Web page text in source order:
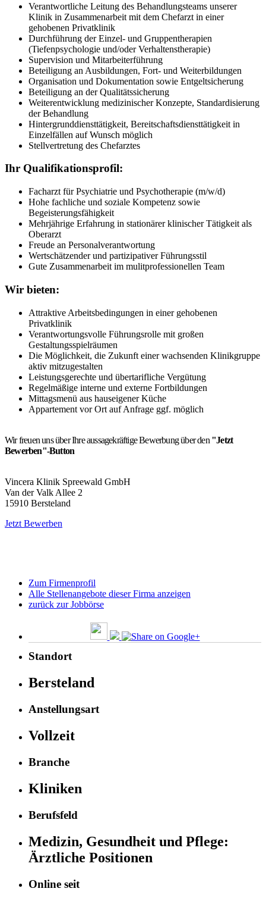
Verantwortliche Leitung des Behandlungsteams unserer
Klinik in Zusammenarbeit mit dem Chefarzt in einer
gehobenen Privatklinik
Durchführung der Einzel- und Gruppentherapien
(Tiefenpsychologie und/oder Verhaltenstherapie)
Supervision und Mitarbeiterführung
Beteiligung an Ausbildungen, Fort- und Weiterbildungen
Organisation und Dokumentation sowie Entgeltsicherung
Beteiligung an der Qualitätssicherung
Weiterentwicklung medizinischer Konzepte, Standardisierung
der Behandlung
Hintergrunddiensttätigkeit, Bereitschaftsdiensttätigkeit in
Einzelfällen auf Wunsch möglich
Stellvertretung des Chefarztes
Ihr Qualifikationsprofil:
Facharzt für Psychiatrie und Psychotherapie (m/w/d)
Hohe fachliche und soziale Kompetenz sowie
Begeisterungsfähigkeit
Mehrjährige Erfahrung in stationärer klinischer Tätigkeit als
Oberarzt
Freude an Personalverantwortung
Wertschätzender und partizipativer Führungsstil
Gute Zusammenarbeit im mulitprofessionellen Team
Wir bieten:
Attraktive Arbeitsbedingungen in einer gehobenen
Privatklinik
Verantwortungsvolle Führungsrolle mit großen
Gestaltungsspielräumen
Die Möglichkeit, die Zukunft einer wachsenden Klinikgruppe
aktiv mitzugestalten
Leistungsgerechte und übertarifliche Vergütung
Regelmäßige interne und externe Fortbildungen
Mittagsmenü aus hauseigener Küche
Appartement vor Ort auf Anfrage ggf. möglich
Wir freuen uns über Ihre aussagekräftige Bewerbung über den "Jetzt
Bewerben"-Button
Vincera Klinik Spreewald GmbH
Van der Valk Allee 2
15910 Bersteland
Jetzt Bewerben
Zum Firmenprofil
Alle Stellenangebote dieser Firma anzeigen
zurück zur Jobbörse
Standort
Bersteland
Anstellungsart
Vollzeit
Branche
Kliniken
Berufsfeld
Medizin, Gesundheit und Pflege:
Ärztliche Positionen
Online seit